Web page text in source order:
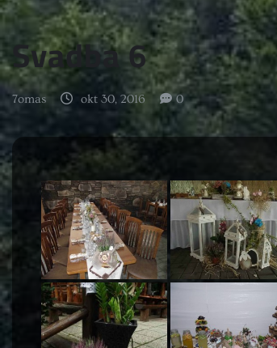
Svadba 6
7omas okt 30, 2016 0